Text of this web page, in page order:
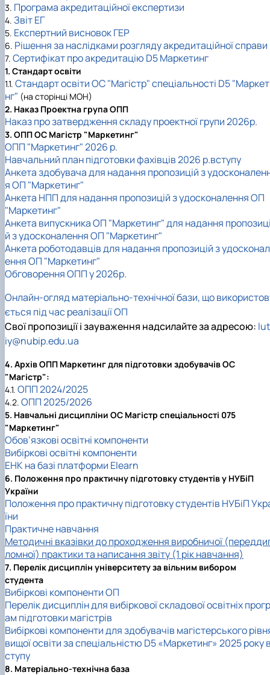
3. Програма акредитаційної експертизи
4. Звіт ЕГ
5. Експертний висновок ГЕР
6. Рішення за наслідками розгляду акредитаційної справи
7. Сертифікат про акредитацію D5 Маркетинг
1. Стандарт освіти
1.1. Стандарт освіти ОС "Магістр" спеціальності D5
нг" (на сторінці МОН)
2. Наказ Проектна група ОПП
Наказ про затвердження складу проектної групи 2026р.
3. ОПП ОС Магістр "Маркетинг"
ОПП "Маркетинг" 2026 р.
Навчальний план підготовки фахівців 2026 р.вступу
Анкета здобувача для надання пропозицій з
я ОП "Маркетинг"
Анкета НПП для надання пропозицій з удосконалення ОП
"Маркетинг"
Анкета випускника ОП "Маркетинг" для надання
й з удосконалення ОП "Маркетинг"
Анкета роботодавців для надання пропозицій з удосконал
ення ОП "Маркетинг"
Обговорення ОПП у 2026р.
Онлайн-огляд матеріально-технічної бази, що
ється під час реалізації ОП
Свої пропозиції і зауваження надсилайте за адресою:
iy@nubip.edu.ua
4. Архів ОПП Маркетинг для підготовки здобувачів ОС
"Магістр":
4.1. ОПП 2024/2025
4.2. ОПП 2025/2026
5. Навчальні дисципліни ОС Магістр спеціальності 075
"Маркетинг"
Обов’язкові освітні компоненти
Вибіркові освітні компоненти
ЕНК на базі платформи Elearn
6. Положення про практичну підготовку студентів у НУБіП
України
Положення про практичну підготовку студентів НУБіП
їни
Практичне навчання
Методичні вказівки до проходження виробничої
ломної) практики та написання звіту (1 рік навчання)
7. Перелік дисциплін університету за вільним вибором
студента
Вибіркові компоненти ОП
Перелік дисциплін для вибіркової складової освітніх прогр
ам підготовки магістрів
Вибіркові компоненти для здобувачів магістерського
вищої освіти за спеціальністю D5 «Маркетинг» 2025 року
ступу
8. Матеріально-технічна база